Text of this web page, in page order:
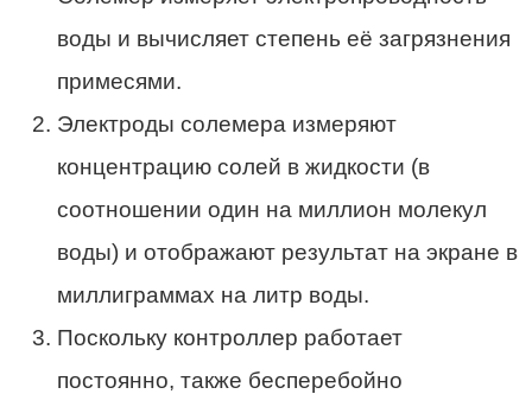
воды и вычисляет степень её загрязнения
примесями.
Электроды солемера измеряют
концентрацию солей в жидкости (в
соотношении один на миллион молекул
воды) и отображают результат на экране в
миллиграммах на литр воды.
Поскольку контроллер работает
постоянно, также бесперебойно